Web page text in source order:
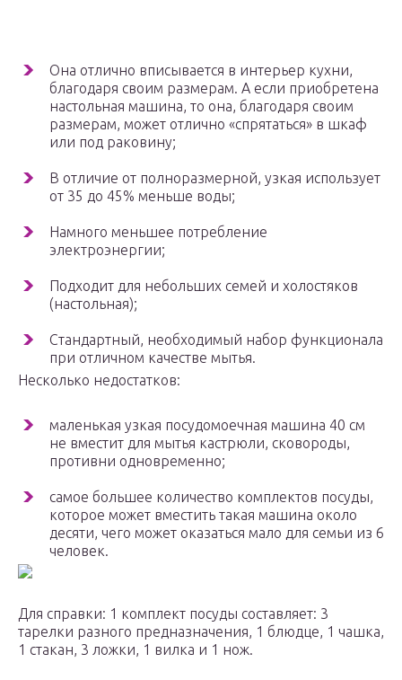
Она отлично вписывается в интерьер кухни,
благодаря своим размерам. А если приобретена
настольная машина, то она, благодаря своим
размерам, может отлично «спрятаться» в шкаф
или под раковину;
В отличие от полноразмерной, узкая использует
от 35 до 45% меньше воды;
Намного меньшее потребление
электроэнергии;
Подходит для небольших семей и холостяков
(настольная);
Стандартный, необходимый набор функционала
при отличном качестве мытья.
Несколько недостатков:
маленькая узкая посудомоечная машина 40 см
не вместит для мытья кастрюли, сковороды,
противни одновременно;
самое большее количество комплектов посуды,
которое может вместить такая машина около
десяти, чего может оказаться мало для семьи из 6
человек.
Для справки: 1 комплект посуды составляет: 3
тарелки разного предназначения, 1 блюдце, 1 чашка,
1 стакан, 3 ложки, 1 вилка и 1 нож.